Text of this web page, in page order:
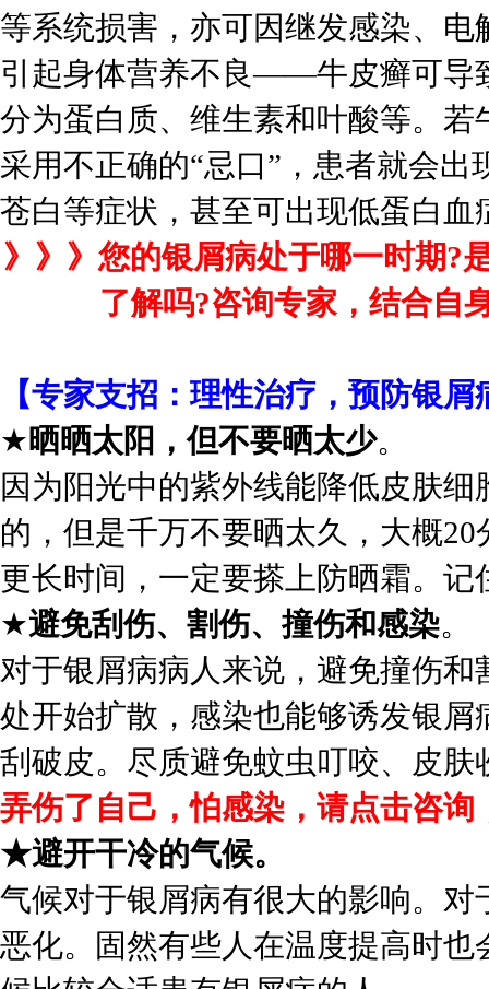
等系统损害，亦可因继发感染、
引起身体营养不良——牛皮癣可导
分为蛋白质、维生素和叶酸等。
采用不正确的“忌口”，患者就会
苍白等症状，甚至可出现低蛋白血
》》》您的银屑病处于哪一时期?
了解吗?咨询专家，结合自
【专家支招：理性治疗，预防银屑
★晒晒太阳，但不要晒太少。
因为阳光中的紫外线能降低皮肤
的，但是千万不要晒太久，大概
更长时间，一定要搽上防晒霜。
★避免刮伤、割伤、撞伤和感染。
对于银屑病病人来说，避免撞伤
处开始扩散，感染也能够诱发银
刮破皮。尽质避免蚊虫叮咬、皮
弄伤了自己，怕感染，请点击咨
★避开干冷的气候。
气候对于银屑病有很大的影响。
恶化。固然有些人在温度提高时